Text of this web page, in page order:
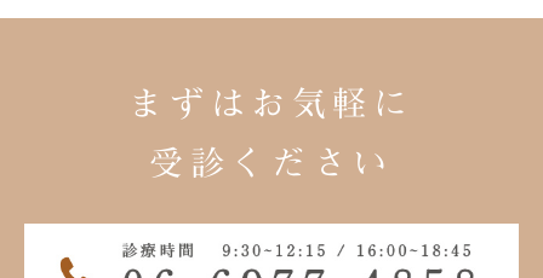
まずはお気軽に
受診ください